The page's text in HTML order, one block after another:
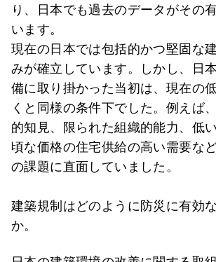
り、日本でも過去のデータがその
います。
現在の日本では包括的かつ堅固な
みが確立しています。しかし、日
備に取り掛かった当初は、現在の
くと同様の条件下でした。例えば
的知見、限られた組織的能力、低
頃な価格の住宅供給の高い需要な
の課題に直面していました。
建築規制はどのように防災に有効
か。